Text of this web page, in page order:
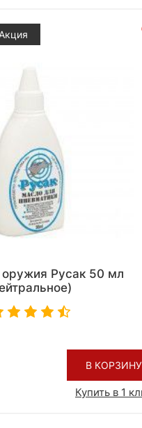
Акция
Русак 50 мл
В КОРЗИНУ
Купить в 1